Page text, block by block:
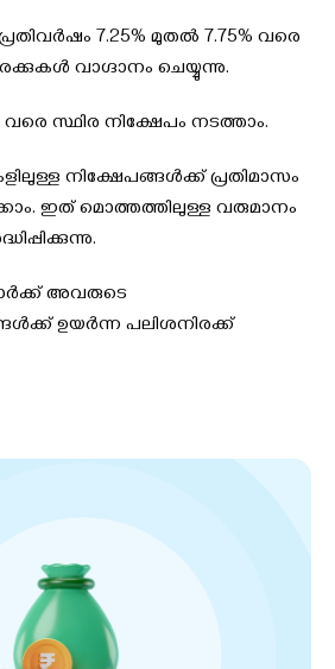
7.25% മുതൽ 7.75% വരെ
വാഗ്ദാനം ചെയ്യുന്നു.
സ്ഥിര നിക്ഷേപം നടത്താം.
നിക്ഷേപങ്ങൾക്ക് പ്രതിമാസം
ഇത് മൊത്തത്തിലുള്ള വരുമാനം
അവരുടെ
ഉയർന്ന പലിശനിരക്ക്